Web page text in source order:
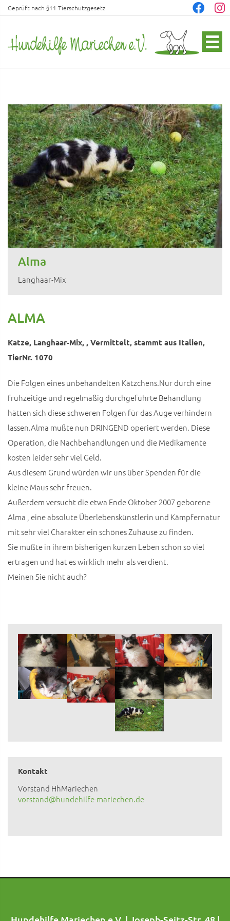
Geprüft nach §11 Tierschutzgesetz
Alma
Langhaar-Mix
ALMA
Katze, Langhaar-Mix, , Vermittelt, stammt aus Italien,
TierNr. 1070
Die Folgen eines unbehandelten Kätzchens.Nur durch eine
frühzeitige und regelmäßig durchgeführte Behandlung
hätten sich diese schweren Folgen für das Auge verhindern
lassen.Alma mußte nun DRINGEND operiert werden. Diese
Operation, die Nachbehandlungen und die Medikamente
kosten leider sehr viel Geld.
Aus diesem Grund würden wir uns über Spenden für die
kleine Maus sehr freuen.
Außerdem versucht die etwa Ende Oktober 2007 geborene
Alma , eine absolute Überlebenskünstlerin und Kämpfernatur
mit sehr viel Charakter ein schönes Zuhause zu finden.
Sie mußte in ihrem bisherigen kurzen Leben schon so viel
ertragen und hat es wirklich mehr als verdient.
Meinen Sie nicht auch?
Kontakt
Vorstand HhMariechen
vorstand@hundehilfe-mariechen.de